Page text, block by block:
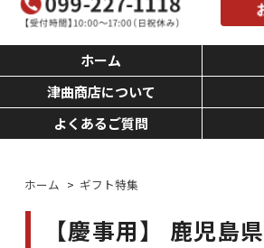
ホーム
津曲商店について
よくあるご質問
ホーム > ギフト特集
【慶事用】 鹿児島